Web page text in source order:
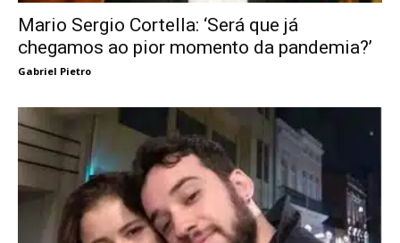
Mario Sergio Cortella: ‘Será que já
chegamos ao pior momento da pandemia?’
Gabriel Pietro